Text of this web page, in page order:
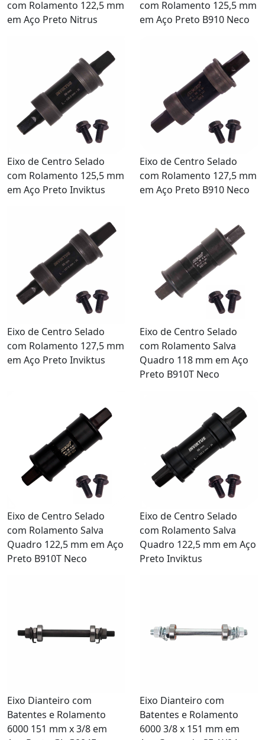
com Rolamento 122,5 mm
em Aço Preto Nitrus
com Rolamento 125,5 mm
em Aço Preto B910 Neco
Eixo de Centro Selado
com Rolamento 125,5 mm
em Aço Preto Inviktus
Eixo de Centro Selado
com Rolamento 127,5 mm
em Aço Preto B910 Neco
Eixo de Centro Selado
com Rolamento 127,5 mm
em Aço Preto Inviktus
Eixo de Centro Selado
com Rolamento Salva
Quadro 118 mm em Aço
Preto B910T Neco
Eixo de Centro Selado
com Rolamento Salva
Quadro 122,5 mm em Aço
Preto B910T Neco
Eixo de Centro Selado
com Rolamento Salva
Quadro 122,5 mm em Aço
Preto Inviktus
Eixo Dianteiro com
Batentes e Rolamento
6000 151 mm x 3/8 em
Eixo Dianteiro com
Batentes e Rolamento
6000 3/8 x 151 mm em